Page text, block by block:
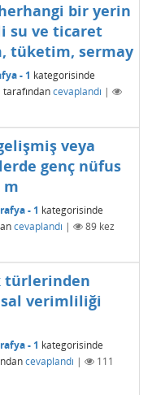
bir yerin
su ve ticaret
tüketim, sermay
- 1 kategorisinde
tarafından cevaplandı |
veya
genç nüfus
m
- 1 kategorisinde
cevaplandı | 89kez
türlerinden
verimliliği
- 1 kategorisinde
cevaplandı |
111